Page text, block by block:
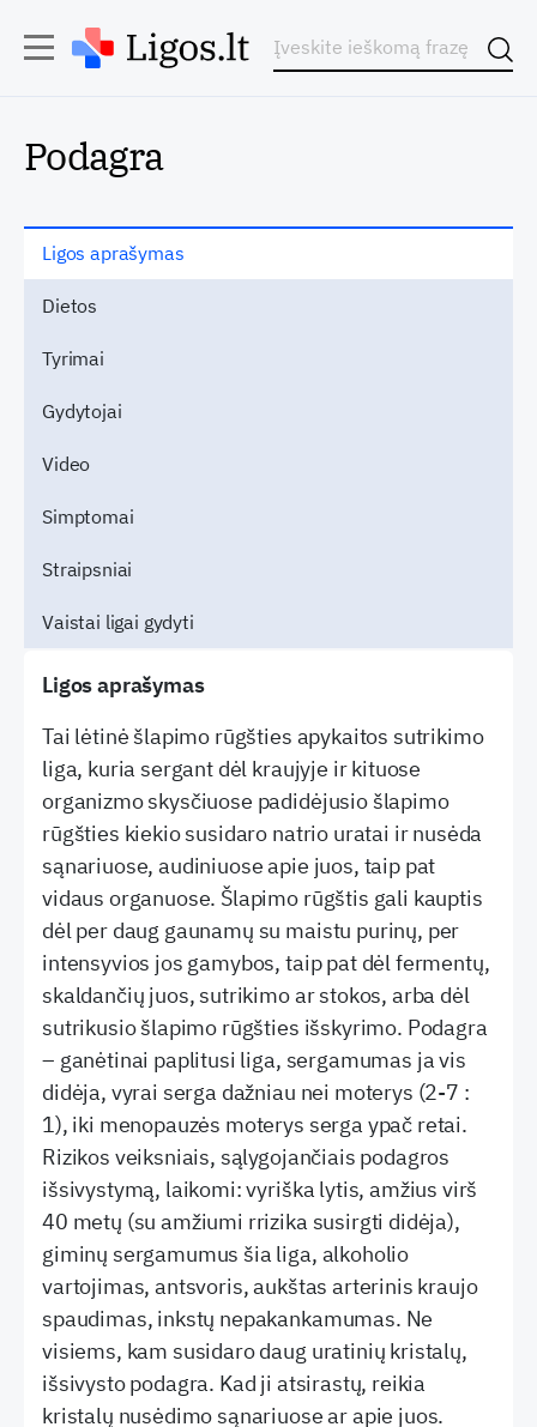
Podagra
Ligos aprašymas
Dietos
Tyrimai
Gydytojai
Video
Simptomai
Straipsniai
Vaistai ligai gydyti
Ligos aprašymas
Tai lėtinė šlapimo rūgšties apykaitos sutrikimo
liga, kuria sergant dėl kraujyje ir kituose
organizmo skysčiuose padidėjusio šlapimo
rūgšties kiekio susidaro natrio uratai ir nusėda
sąnariuose, audiniuose apie juos, taip pat
vidaus organuose. Šlapimo rūgštis gali kauptis
dėl per daug gaunamų su maistu purinų, per
intensyvios jos gamybos, taip pat dėl fermentų,
skaldančių juos, sutrikimo ar stokos, arba dėl
sutrikusio šlapimo rūgšties išskyrimo. Podagra
– ganėtinai paplitusi liga, sergamumas ja vis
didėja, vyrai serga dažniau nei moterys (2-7 :
1), iki menopauzės moterys serga ypač retai.
Rizikos veiksniais, sąlygojančiais podagros
išsivystymą, laikomi: vyriška lytis, amžius virš
40 metų (su amžiumi rrizika susirgti didėja),
giminų sergamumus šia liga, alkoholio
vartojimas, antsvoris, aukštas arterinis kraujo
spaudimas, inkstų nepakankamumas. Ne
visiems, kam susidaro daug uratinių kristalų,
išsivysto podagra. Kad ji atsirastų, reikia
kristalų nusėdimo sąnariuose ar apie juos.